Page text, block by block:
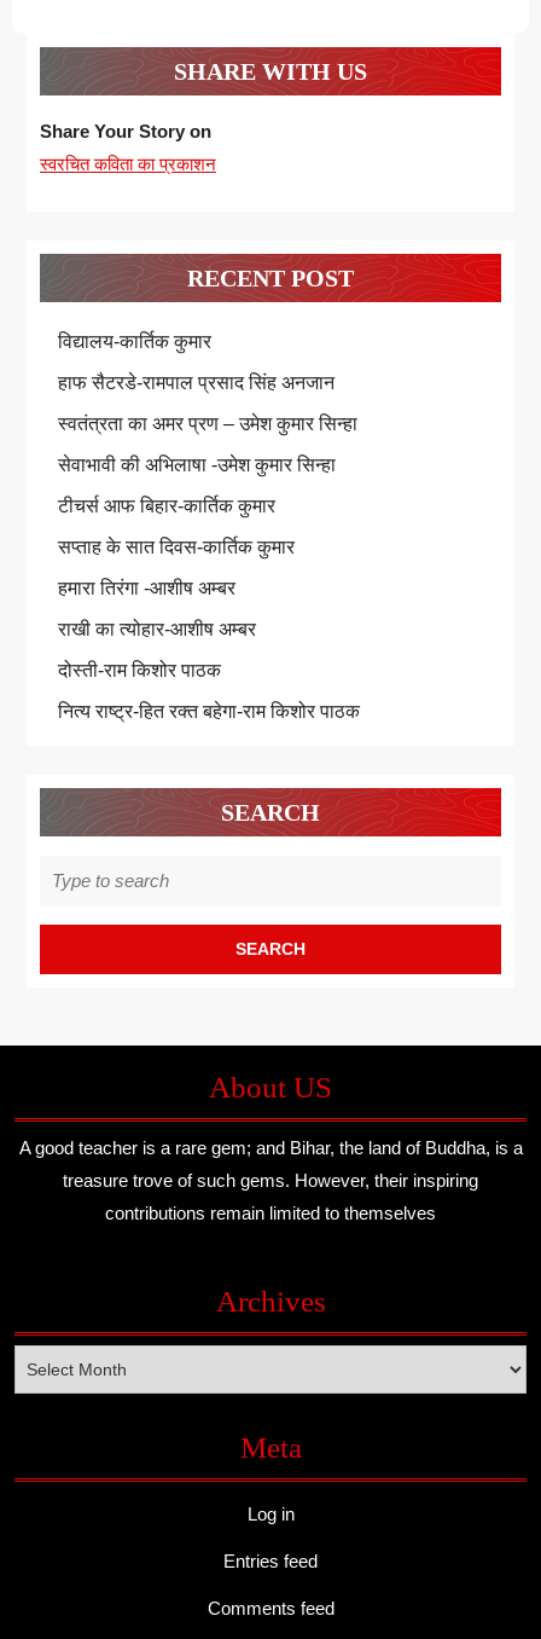
SHARE WITH US
Share Your Story on
स्वरचित कविता का प्रकाशन
RECENT POST
विद्यालय-कार्तिक कुमार
हाफ सैटरडे-रामपाल प्रसाद सिंह अनजान
स्वतंत्रता का अमर प्रण – उमेश कुमार सिन्हा
सेवाभावी की अभिलाषा -उमेश कुमार सिन्हा
टीचर्स आफ बिहार-कार्तिक कुमार
सप्ताह के सात दिवस-कार्तिक कुमार
हमारा तिरंगा -आशीष अम्बर
राखी का त्योहार-आशीष अम्बर
दोस्ती-राम किशोर पाठक
नित्य राष्ट्र-हित रक्त बहेगा-राम किशोर पाठक
SEARCH
for:
About US
A good teacher is a rare gem; and Bihar, the land of Buddha, is a
treasure trove of such gems. However, their inspiring
contributions remain limited to themselves
Archives
Meta
Log in
Entries feed
Comments feed